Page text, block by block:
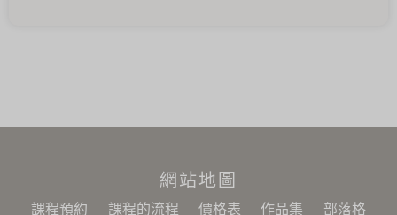
網站地圖
課程預約 課程的流程 價格表 作品集 部落格